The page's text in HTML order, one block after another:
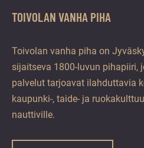
TOIVOLAN VANHA PIHA
Toivolan vanha piha on
sijaitseva 1800-luvun pihapiiri,
palvelut tarjoavat ilahduttavia
kaupunki-, taide- ja
nauttiville.